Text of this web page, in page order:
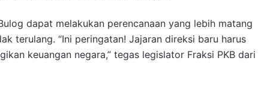
dapat melakukan perencanaan yang lebih matang
terulang. “Ini peringatan! Jajaran direksi baru harus
keuangan negara,” tegas legislator Fraksi PKB dari